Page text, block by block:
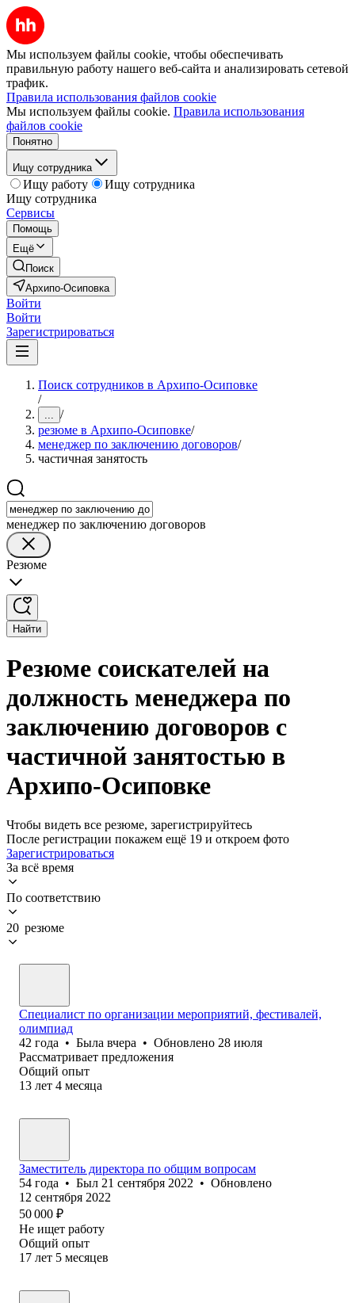
Мы используем файлы cookie, чтобы обеспечивать
правильную работу нашего веб-сайта и анализировать сетевой
трафик.
Правила использования файлов cookie
Мы используем файлы cookie. Правила использования
файлов cookie
Понятно
Ищу сотрудника
Ищу работу
Ищу сотрудника
Ищу сотрудника
Сервисы
Помощь
Ещё
Поиск
Архипо-Осиповка
Войти
Войти
Зарегистрироваться
Поиск сотрудников в Архипо-Осиповке
/
... /
резюме в Архипо-Осиповке/
менеджер по заключению договоров/
частичная занятость
менеджер по заключению договоров
Резюме
Найти
Резюме соискателей на
должность менеджера по
заключению договоров с
частичной занятостью в
Архипо-Осиповке
Чтобы видеть все резюме, зарегистрируйтесь
После регистрации покажем ещё 19 и откроем фото
Зарегистрироваться
За всё время
По соответствию
20 резюме
Специалист по организации мероприятий, фестивалей,
олимпиад
42 года • Была вчера • Обновлено 28 июля
Рассматривает предложения
Общий опыт
13 лет 4 месяца
Заместитель директора по общим вопросам
54 года • Был 21 сентября 2022 • Обновлено
12 сентября 2022
50 000 ₽
Не ищет работу
Общий опыт
17 лет 5 месяцев